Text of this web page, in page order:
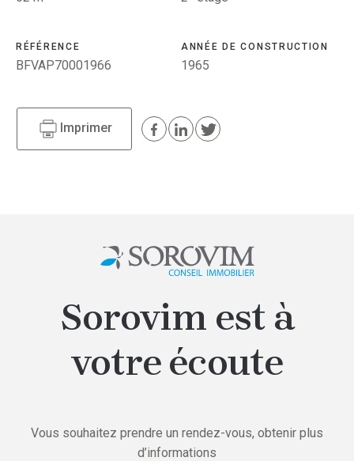
RÉFÉRENCE
BFVAP70001966
ANNÉE DE CONSTRUCTION
1965
Imprimer
Sorovim est à
votre écoute
Vous souhaitez prendre un rendez-vous, obtenir plus
d’informations